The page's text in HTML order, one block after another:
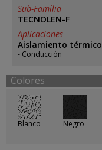
Sub-Família
TECNOLEN-F
Aplicaciones
Aislamiento térmico
Conducción
Colores
Blanco Negro